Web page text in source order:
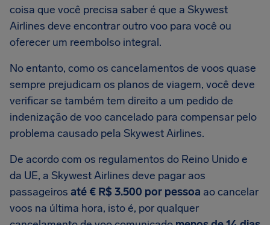
coisa que você precisa saber é que a Skywest
Airlines deve encontrar outro voo para você ou
oferecer um reembolso integral.
No entanto, como os cancelamentos de voos quase
sempre prejudicam os planos de viagem, você deve
verificar se também tem direito a um pedido de
indenização de voo cancelado para compensar pelo
problema causado pela Skywest Airlines.
De acordo com os regulamentos do Reino Unido e
da UE, a Skywest Airlines deve pagar aos
passageiros até € R$ 3.500 por pessoa ao cancelar
voos na última hora, isto é, por qualquer